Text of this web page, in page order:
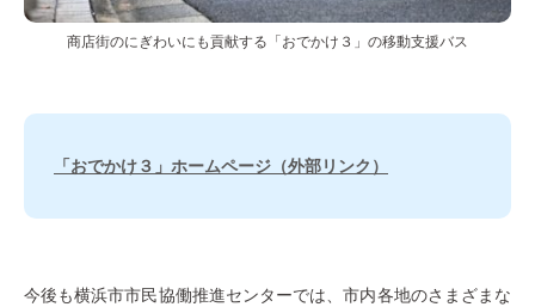
商店街のにぎわいにも貢献する「おでかけ３」の移動支援バス
「おでかけ３」ホームページ（外部リンク）
今後も横浜市市民協働推進センターでは、市内各地のさまざまな